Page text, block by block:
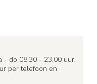
- do 08.30 - 23.00 uur,
per telefoon en